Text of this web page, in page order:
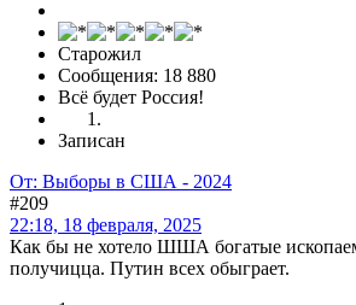
Старожил
Сообщения: 18 880
Всё будет Россия!
Записан
От: Выборы в США - 2024
#209
22:18, 18 февраля, 2025
Как бы не хотело ШША богатые
получицца. Путин всех обыграет.